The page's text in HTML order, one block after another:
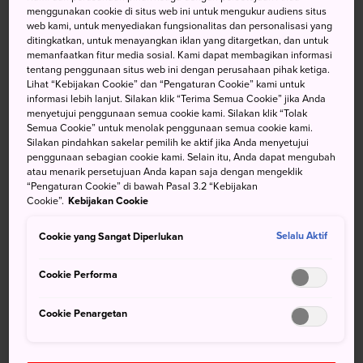
menyuguhkan bentang alam yang dilestarikan dengan
baik, yang merupakan surga para peselancar, penyelam,
dan juga pencinta alam.
Jangan Lewatkan
Menyaksikan matahari terbenam dari pemandian
luar ruangan Yunohama
Menyelam di laut jernih di sekitar pulau
menggunakan cookie di situs web ini untuk mengukur audiens situs
web kami, untuk menyediakan fungsionalitas dan personalisasi yang
ditingkatkan, untuk menayangkan iklan yang ditargetkan, dan untuk
memanfaatkan fitur media sosial. Kami dapat membagikan informasi
tentang penggunaan situs web ini dengan perusahaan pihak ketiga.
Lihat “Kebijakan Cookie” dan “Pengaturan Cookie” kami untuk
informasi lebih lanjut. Silakan klik “Terima Semua Cookie” jika Anda
menyetujui penggunaan semua cookie kami. Silakan klik “Tolak
Semua Cookie” untuk menolak penggunaan semua cookie kami.
Silakan pindahkan sakelar pemilih ke aktif jika Anda menyetujui
penggunaan sebagian cookie kami. Selain itu, Anda dapat mengubah
atau menarik persetujuan Anda kapan saja dengan mengeklik
“Pengaturan Cookie” di bawah Pasal 3.2 “Kebijakan
Cookie”. Kebijakan Cookie
Cookie yang Sangat Diperlukan Selalu Aktif
Cookie Performa
Cookie Penargetan